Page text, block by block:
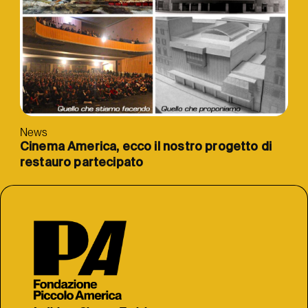
News
Cinema America, ecco il nostro progetto di
restauro partecipato